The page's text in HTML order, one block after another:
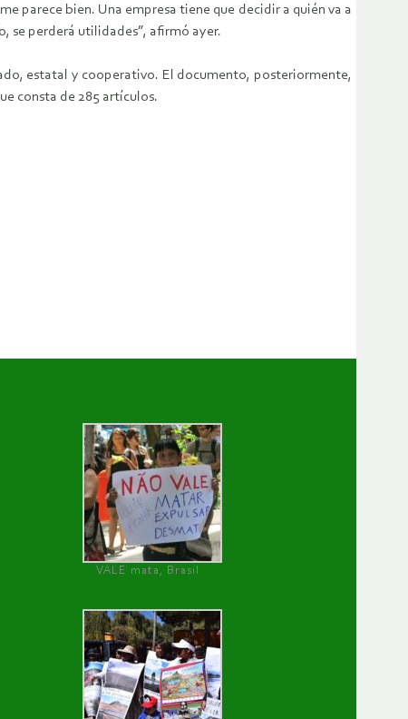
parece bien. Una empresa tiene que decidir a quién va a
se perderá utilidades”, afirmó ayer.
estatal y cooperativo. El documento, posteriormente,
consta de 285 artículos.
VALE mata, Brasil